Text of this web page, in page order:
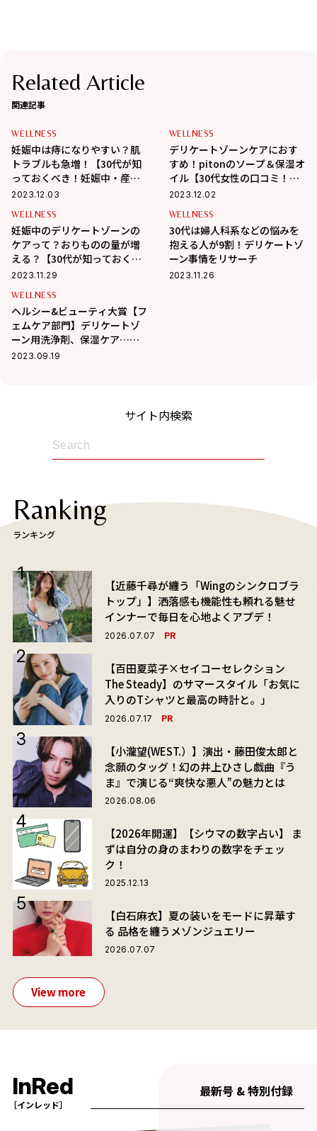
Related Article
関連記事
WELLNESS
妊娠中は痔になりやすい？肌
トラブルも急増！【30代が知
っておくべき！妊娠中・産前
＆産後のお悩みベストアンサ
2023.12.03
WELLNESS
デリケートゾーンケアにおす
すめ！pitonのソープ＆保湿オ
イル【30代女性の口コミ！フ
ェムケアアイテム】
2023.12.02
WELLNESS
妊娠中のデリケートゾーンの
ケアって？おりものの量が増
える？【30代が知っておくべ
き！妊娠中・産前＆産後のお
2023.11.29
WELLNESS
30代は婦人科系などの悩みを
抱える人が9割！デリケートゾ
ーン事情をリサーチ
2023.11.26
WELLNESS
ヘルシー&ビューティ大賞【フ
ェムケア部門】デリケートゾ
ーン用洗浄剤、保湿ケア……
etc.美と健康のプロのオスス
2023.09.19
サイト内検索
Ranking
ランキング
【近藤千尋が纏う「Wingのシンクロブラ
トップ」】洒落感も機能性も頼れる魅せ
インナーで毎日を心地よくアプデ！
2026.07.07 PR
【百田夏菜子×セイコーセレクション
The Steady】のサマースタイル「お気に
入りのTシャツと最高の時計と。」
2026.07.17 PR
【小瀧望(WEST.）】演出・藤田俊太郎と
念願のタッグ！幻の井上ひさし戯曲『う
ま』で演じる“爽快な悪人”の魅力とは
2026.08.06
【2026年開運】【シウマの数字占い】 ま
ずは自分の身のまわりの数字をチェッ
ク！
2025.12.13
【白石麻衣】夏の装いをモードに昇華す
る 品格を纏うメゾンジュエリー
2026.07.07
View more
InRed
［インレッド］
最新号 & 特別付録